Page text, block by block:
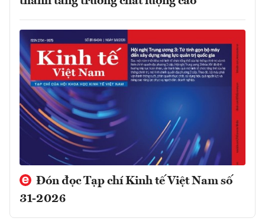
Đón đọc Tạp chí Kinh tế Việt Nam số
31-2026